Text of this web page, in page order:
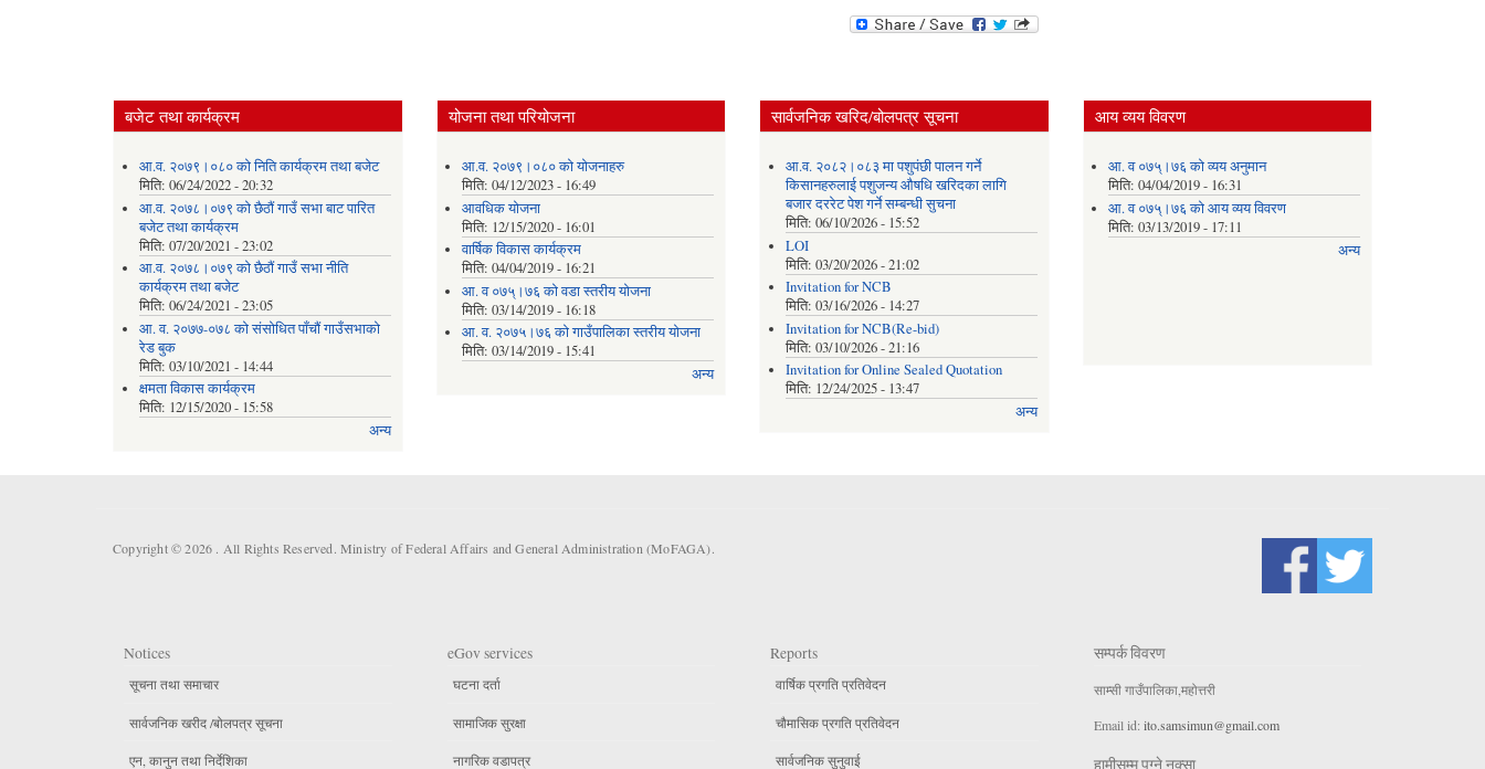
बजेट तथा कार्यक्रम
आ.व. २०७९।०८० को निति कार्यक्रम तथा बजेट
मिति: 06/24/2022 - 20:32
आ.व. २०७८।०७९ को छैठौं गाउँ सभा बाट पारित
बजेट तथा कार्यक्रम
मिति: 07/20/2021 - 23:02
आ.व. २०७८।०७९ को छैठौं गाउँ सभा नीति
कार्यक्रम तथा बजेट
मिति: 06/24/2021 - 23:05
आ. व. २०७७-०७८ को संसोधित पाँचौं गाउँसभाको
रेड बुक
मिति: 03/10/2021 - 14:44
क्षमता विकास कार्यक्रम
मिति: 12/15/2020 - 15:58
अन्य
योजना तथा परियोजना
आ.व. २०७९।०८० को योजनाहरु
मिति:04/12/2023 - 16:49
आवधिक योजना
मिति: 12/15/2020 - 16:01
वार्षिक विकास कार्यक्रम
मिति:04/04/2019 - 16:21
आ. व ०७५्।७६ को वडा स्तरीय योजना
मिति:03/14/2019 - 16:18
आ. व. २०७५।७६ को गाउँपालिका स्तरीय योजना
मिति:03/14/2019 - 15:41
अन्य
सार्वजनिक खरिद/बोलपत्र सूचना
आ.व. २०८२।०८३ मा पशुपंछी पालन गर्ने
किसानहरुलाई पशुजन्य औषधि खरिदका लागि
बजार दररेट पेश गर्ने सम्बन्धी सुचना
मिति: 06/10/2026 - 15:52
LOI
मिति: 03/20/2026 - 21:02
Invitation for NCB
मिति: 03/16/2026 - 14:27
Invitation for NCB(Re-bid)
मिति: 03/10/2026 - 21:16
Invitation for Online Sealed Quotation
मिति: 12/24/2025 - 13:47
अन्य
आय व्यय विवरण
आ. व ०७५्।७६ को व्यय अनुमान
मिति:04/04/2019 - 16:31
आ. व ०७५्।७६ को आय व्यय विवरण
मिति:03/13/2019 - 17:11
अन्य
Copyright © 2026 . All Rights Reserved. Ministry of Federal Affairs and General Administration (MoFAGA).
Notices
सूचना तथा समाचार
सार्वजनिक खरीद /बोलपत्र सूचना
एन, कानुन तथा निर्देशिका
eGov services
घटना दर्ता
सामाजिक सुरक्षा
नागरिक वडापत्र
Reports
वार्षिक प्रगति प्रतिवेदन
चौमासिक प्रगति प्रतिवेदन
सार्वजनिक सुनुवाई
सम्पर्क विवरण
साम्सी गाउँपालिका,महोत्तरी
Email id: ito.samsimun@gmail.com
हामीसम्म पुग्ने नक्सा